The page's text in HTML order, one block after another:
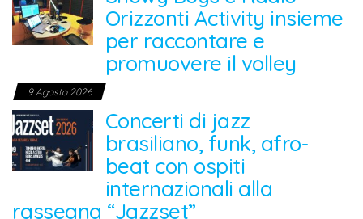
Orizzonti Activity insieme
per raccontare e
promuovere il volley
9 Agosto 2026
Concerti di jazz
brasiliano, funk, afro-
beat con ospiti
internazionali alla
rassegna “Jazzset”